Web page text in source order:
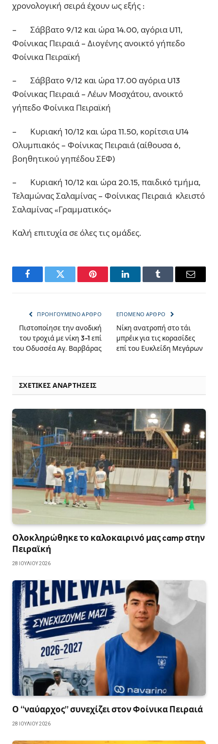
χρονολογική σειρά έχουν ως εξής :
– Σάββατο 9/12 και ώρα 14.00, αγόρια U11,
Φοίνικας Πειραιά – Διογένης ανοικτό γήπεδο
Φοίνικα Πειραϊκή
– Σάββατο 9/12 και ώρα 17.00 αγόρια U13
Φοίνικας Πειραιά – Λέων Μοσχάτου, ανοικτό
γήπεδο Φοίνικα Πειραϊκή
– Κυριακή 10/12 και ώρα 11.50, κορίτσια U14
Ολυμπιακός – Φοίνικας Πειραιά (αίθουσα 6,
βοηθητικού γηπέδου ΣΕΦ)
– Κυριακή 10/12 και ώρα 20.15, παιδικό τμήμα,
Τελαμώνας Σαλαμίνας – Φοίνικας Πειραιά κλειστό
Σαλαμίνας «Γραμματικός»
Καλή επιτυχία σε όλες τις ομάδες.
FacebookTwitter Pinterest LinkedInTumblr Email
ΠΡΟΗΓΟΎΜΕΝΟ ΆΡΘΡΟ
Πιστοποίησε την ανοδική
του τροχιά με νίκη 3-1 επί
του Οδυσσέα Αγ. Βαρβάρας
ΕΠΌΜΕΝΟ ΆΡΘΡΟ
Νίκη ανατροπή στο τάι
μπρέικ για τις κορασίδες
επί του Ευκλείδη Μεγάρων
ΣΧΕΤΙΚΈΣ ΑΝΑΡΤΉΣΕΙΣ
Ολοκληρώθηκε το καλοκαιρινό μας camp στην
Πειραϊκή
28 ΙΟΥΛΊΟΥ 2026
Ο “ναύαρχος” συνεχίζει στον Φοίνικα Πειραιά
28 ΙΟΥΛΊΟΥ 2026